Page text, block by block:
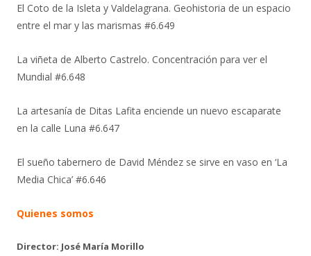
El Coto de la Isleta y Valdelagrana. Geohistoria de un espacio
entre el mar y las marismas #6.649
La viñeta de Alberto Castrelo. Concentración para ver el
Mundial #6.648
La artesanía de Ditas Lafita enciende un nuevo escaparate
en la calle Luna #6.647
El sueño tabernero de David Méndez se sirve en vaso en ‘La
Media Chica’ #6.646
Quienes somos
Director: José María Morillo